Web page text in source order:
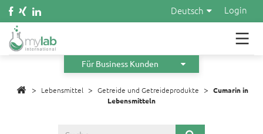
Login
Deutsch
Material
Infos
Für Business Kunden
> Lebensmittel > Getreide und Getreideprodukte > Cumarin in
Lebensmitteln